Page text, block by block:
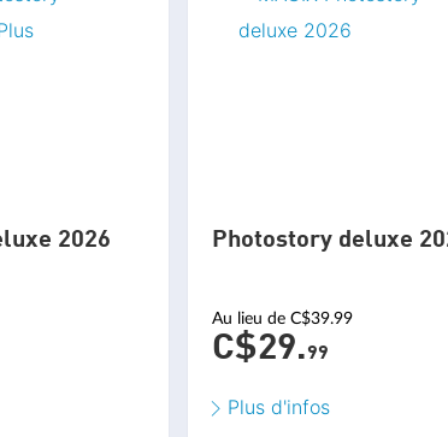
Photostory deluxe
Au lieu de C$39.99
C$29.99
Plus d'infos
2026